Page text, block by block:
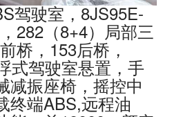
驾驶室，8JS95E-
282（8+4）局部三
桥，153后桥，
式驾驶室悬置，手
减振座椅，摇控中
终端ABS,远程油